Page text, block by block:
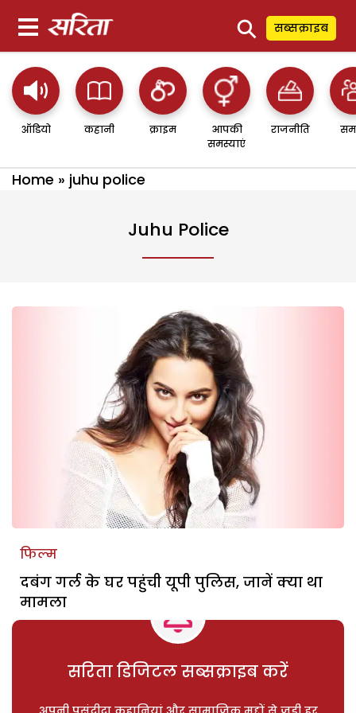
⚲ सब्सक्राइब
ऑडियो कहानी क्राइम
आपकी
समस्याएं
राजनीति
Home » juhu police
Juhu Police
फिल्म
दबंग गर्ल के घर पहुंची यूपी पुलिस, जानें क्या था
मामला
सरिता डिजिटल सब्सक्राइब करें